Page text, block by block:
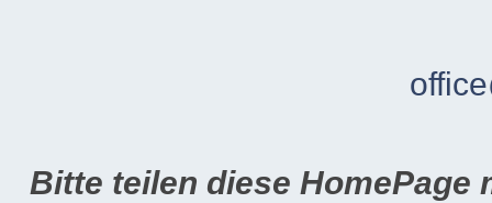
Bitte teilen diese HomePage